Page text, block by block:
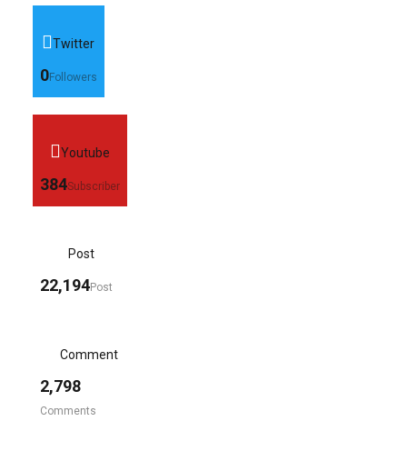
Twitter
0Followers
Youtube
384Subscriber
Post
22,194Post
Comment
2,798
Comments